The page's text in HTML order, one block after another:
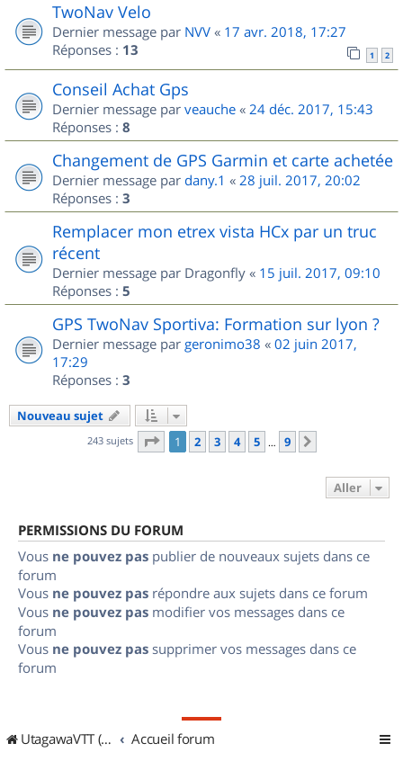
TwoNav Velo
Dernier message par NVV « 17 avr. 2018, 17:27
Réponses : 13 1 2
Conseil Achat Gps
Dernier message par veauche « 24 déc. 2017, 15:43
Réponses : 8
Changement de GPS Garmin et carte achetée
Dernier message par dany.1 « 28 juil. 2017, 20:02
Réponses : 3
Remplacer mon etrex vista HCx par un truc
récent
Dernier message par Dragonfly « 15 juil. 2017, 09:10
Réponses : 5
GPS TwoNav Sportiva: Formation sur lyon ?
Dernier message par geronimo38 « 02 juin 2017,
17:29
Réponses : 3
Nouveau sujet
243 sujets Page 1sur
1 2 3 4 5 … 9
Aller
PERMISSIONS DU FORUM
Vous ne pouvez pas publier de nouveaux sujets dans ce
forum
Vous ne pouvez pas répondre aux sujets dans ce forum
Vous ne pouvez pas modifier vos messages dans ce
forum
Vous ne pouvez pas supprimer vos messages dans ce
forum
UtagawaVTT (Randos VTT et VTTAE avec traces GPS) Accueil forum